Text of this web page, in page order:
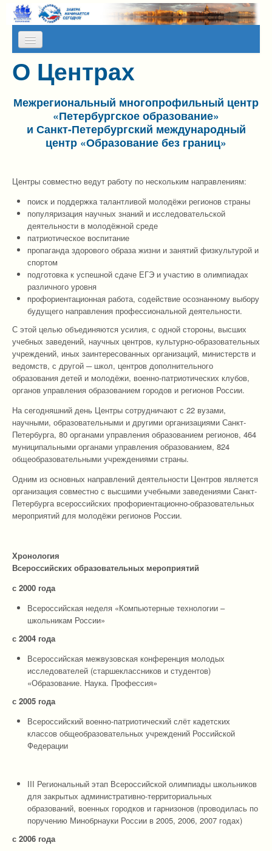
Skip to content
Skip to navigation
О НАС
КАЛЕНДАРЬ МЕРОПРИЯТИЙ
ПРЕСС-СЛУЖБА
АЛЬМАНАХ МИР
ОТЗЫВЫ
ФОТОГАЛЕРЕИ
О Центрах
Межрегиональный многопрофильный центр
«Петербургское образование»
и Санкт-Петербургский международный
центр «Образование без границ»
Центры совместно ведут работу по нескольким направлениям:
поиск и поддержка талантливой молодёжи регионов страны
популяризация научных знаний и исследовательской
деятельности в молодёжной среде
патриотическое воспитание
пропаганда здорового образа жизни и занятий физкультурой и
спортом
подготовка к успешной сдаче ЕГЭ и участию в олимпиадах
различного уровня
профориентационная работа, содействие осознанному выбору
будущего направления профессиональной деятельности.
С этой целью объединяются усилия, с одной стороны, высших
учебных заведений, научных центров, культурно-образовательных
учреждений, иных заинтересованных организаций, министерств и
ведомств, с другой ─школ, центров дополнительного
образования детей и молодёжи, военно-патриотических клубов,
органов управления образованием городов и регионов России.
На сегодняшний день Центры сотрудничают с 22 вузами,
научными, образовательными и другими организациями Санкт-
Петербурга, 80 органами управления образованием регионов, 464
муниципальными органами управления образованием, 824
общеобразовательными учреждениями страны.
Одним из основных направлений деятельности Центров является
организация совместно с высшими учебными заведениями Санкт-
Петербурга всероссийских профориентационно-образовательных
мероприятий для молодёжи регионов России.
Хронология
Всероссийских образовательных мероприятий
с 2000 года
Всероссийская неделя «Компьютерные технологии –
школьникам России»
с 2004 года
Всероссийская межвузовская конференция молодых
исследователей (старшеклассников и студентов)
«Образование. Наука. Профессия»
с 2005 года
Всероссийский военно-патриотический слёт кадетских
классов общеобразовательных учреждений Российской
Федерации
III Региональный этап Всероссийской олимпиады школьников
для закрытых административно-территориальных
образований, военных городков и гарнизонов (проводилась по
поручению Минобрнауки России в 2005, 2006, 2007 годах)
с 2006 года